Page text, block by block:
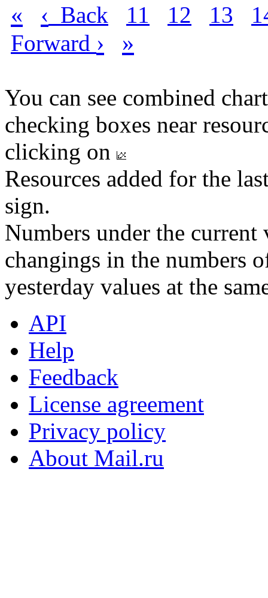
« ‹ Back 11 12 13
Forward › »
You can see combined
checking boxes near
clicking on
Resources added for the
sign.
Numbers under the
changings in the numbers
yesterday values at the
API
Help
Feedback
License agreement
Privacy policy
About Mail.ru